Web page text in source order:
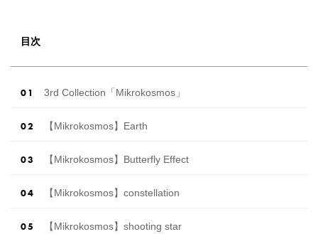
目次
3rd Collection「Mikrokosmos」
【Mikrokosmos】Earth
【Mikrokosmos】Butterfly Effect
【Mikrokosmos】constellation
【Mikrokosmos】shooting star